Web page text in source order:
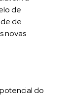
de
de
novas
do